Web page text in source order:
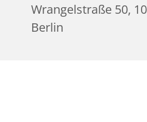
Wrangelstraße 50,
Berlin